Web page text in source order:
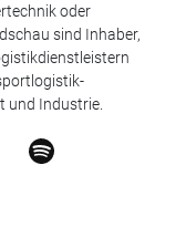
oder
sind Inhaber,
und Industrie.